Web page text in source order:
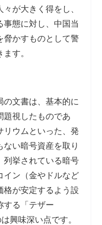
が大きく得をし、
事態に対し、中国当
脅かすものとして警
す。
の文書は、基本的に
題視したものであ
リウムといった、発
い暗号資産を取り
列挙されている暗号
イン（金やドルなど
格が安定するよう設
する「テザー
興味深い点です。